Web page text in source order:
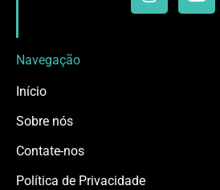
Navegação
Início
Sobre nós
Contate-nos
Política de Privacidade